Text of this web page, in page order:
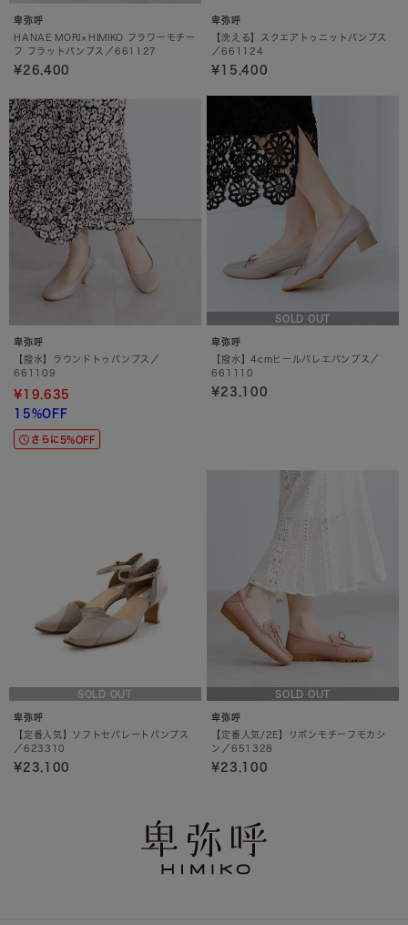
卑弥呼
HANAE MORI×HIMIKO フラワーモチー
フ フラットパンプス／661127
¥26,400
卑弥呼
【洗える】スクエアトゥニットパンプス
／661124
¥15,400
卑弥呼
【撥水】ラウンドトゥパンプス／
661109
¥19,635
15%OFF
さらに5%OFF
SOLD OUT
卑弥呼
【撥水】4cmヒールバレエパンプス／
661110
¥23,100
SOLD OUT
卑弥呼
【定番人気】ソフトセパレートパンプス
／623310
¥23,100
SOLD OUT
卑弥呼
【定番人気/2E】リボンモチーフモカシ
ン／651328
¥23,100